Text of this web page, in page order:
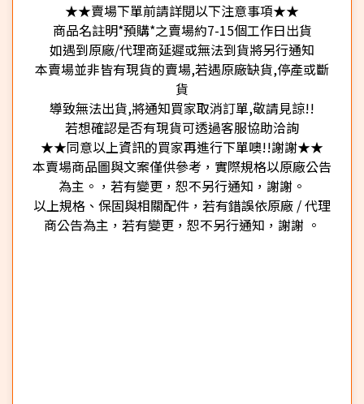
★★賣場下單前請詳閱以下注意事項★★
商品名註明*預購*之賣場約7-15個工作日出貨
如遇到原廠/代理商延遲或無法到貨將另行通知
本賣場並非皆有現貨的賣場,若遇原廠缺貨,停產或斷
貨
導致無法出貨,將通知買家取消訂單,敬請見諒!!
若想確認是否有現貨可透過客服協助洽詢
★★同意以上資訊的買家再進行下單噢!!謝謝★★
本賣場商品圖與文案僅供參考，實際規格以原廠公告
為主。，若有變更，恕不另行通知，謝謝。
以上規格、保固與相關配件，若有錯誤依原廠 / 代理
商公告為主，若有變更，恕不另行通知，謝謝 。